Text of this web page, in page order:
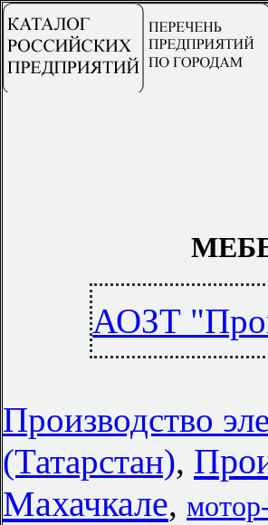
АОЗТ
Производство
(Татарстан),
Махачкале,